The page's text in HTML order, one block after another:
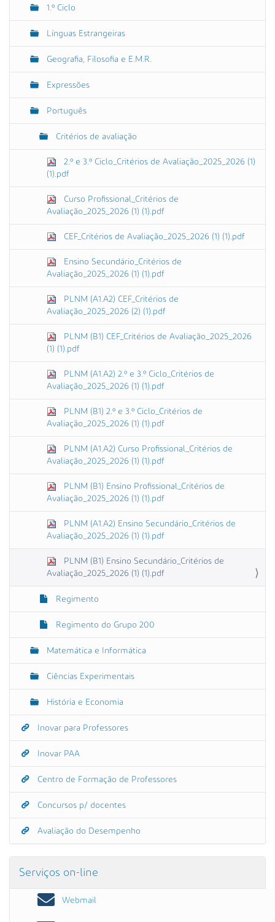
1.º Ciclo
Línguas Estrangeiras
Geografia, Filosofia e E.M.R.
Expressões
Português
Critérios de avaliação
2.º e 3.º Ciclo_Critérios de Avaliação_2025_2026 (1)
(1).pdf
Curso Profissional_Critérios de
Avaliação_2025_2026 (1) (1).pdf
CEF_Critérios de Avaliação_2025_2026 (1) (1).pdf
Ensino Secundário_Critérios de
Avaliação_2025_2026 (1) (1).pdf
PLNM (A1.A2) CEF_Critérios de
Avaliação_2025_2026 (2) (1).pdf
PLNM (B1) CEF_Critérios de Avaliação_2025_2026
(1) (1).pdf
PLNM (A1.A2) 2.º e 3.º Ciclo_Critérios de
Avaliação_2025_2026 (1) (1).pdf
PLNM (B1) 2.º e 3.º Ciclo_Critérios de
Avaliação_2025_2026 (1) (1).pdf
PLNM (A1.A2) Curso Profissional_Critérios de
Avaliação_2025_2026 (1) (1).pdf
PLNM (B1) Ensino Profissional_Critérios de
Avaliação_2025_2026 (1) (1).pdf
PLNM (A1.A2) Ensino Secundário_Critérios de
Avaliação_2025_2026 (1) (1).pdf
PLNM (B1) Ensino Secundário_Critérios de
Avaliação_2025_2026 (1) (1).pdf
Regimento
Regimento do Grupo 200
Matemática e Informática
Ciências Experimentais
História e Economia
Inovar para Professores
Inovar PAA
Centro de Formação de Professores
Concursos p/ docentes
Avaliação do Desempenho
Serviços on-line
Webmail